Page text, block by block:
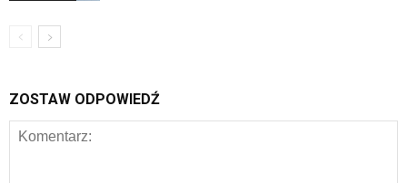
ZOSTAW ODPOWIEDŹ